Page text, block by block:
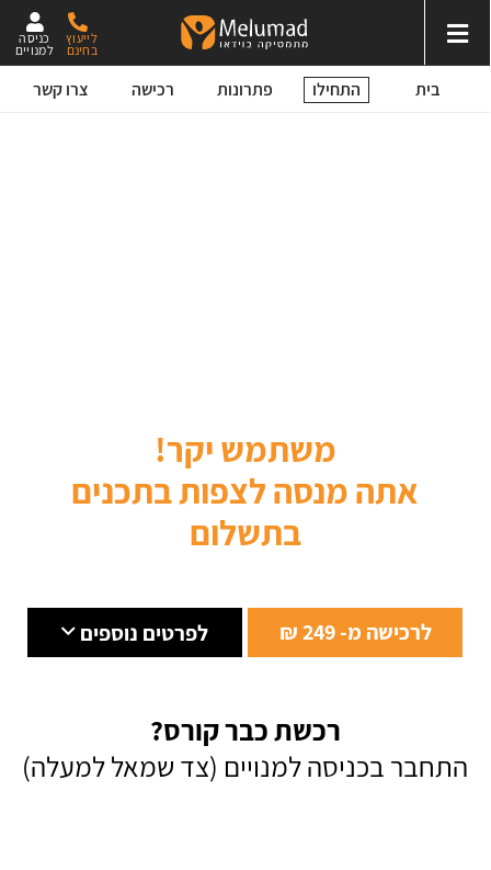
כניסה
למנויים
לייעוץ
בחינם
בית התחילו פתרונות רכישה צרו קשר
משתמש יקר!
אתה מנסה לצפות בתכנים
בתשלום
לרכישה מ- 249 ₪ לפרטים נוספים
רכשת כבר קורס?
התחבר בכניסה למנויים (צד שמאל למעלה)